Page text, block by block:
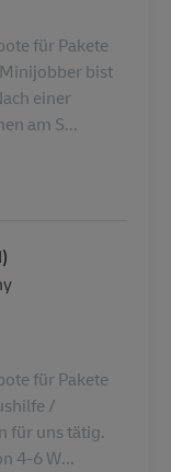
für Pakete
bist
einer
am S...
für Pakete
/
für uns tätig.
4-6 W...